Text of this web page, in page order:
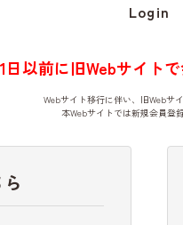
Login
日以前に旧Webサイト
Webサイト移行に伴い、旧Webサ
本Webサイトでは新規会員登